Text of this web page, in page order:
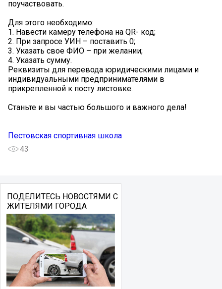
поучаствовать.
Для этого необходимо:
1. Навести камеру телефона на QR- код;
2. При запросе УИН – поставить 0;
3. Указать свое ФИО – при желании;
4. Указать сумму.
Реквизиты для перевода юридическими лицами и
индивидуальными предпринимателями в
прикрепленной к посту листовке.
Станьте и вы частью большого и важного дела!
Пестовская спортивная школа
43
ПОДЕЛИТЕСЬ НОВОСТЯМИ С
ЖИТЕЛЯМИ ГОРОДА